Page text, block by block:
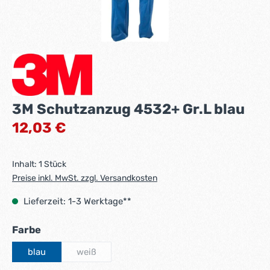
3M Schutzanzug 4532+ Gr.L blau
Regulärer Preis:
12,03 €
Inhalt: 1 Stück
Preise inkl. MwSt. zzgl. Versandkosten
Lieferzeit: 1-3 Werktage**
Farbeauswählen
blau weiß